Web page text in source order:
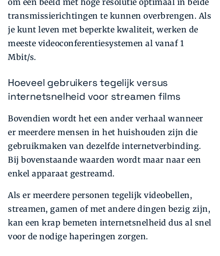
transmissierichtingen te kunnen overbrengen. Als
je kunt leven met beperkte kwaliteit, werken de
meeste videoconferentie­systemen al vanaf 1
Mbit/s.
Hoeveel gebruikers tegelijk versus
internetsnelheid voor streamen films
Bovendien wordt het een ander verhaal wanneer
er meerdere mensen in het huishouden zijn die
gebruikmaken van dezelfde internetverbinding.
Bij bovenstaande waarden wordt maar naar een
enkel apparaat gestreamd.
Als er meerdere personen tegelijk videobellen,
streamen, gamen of met andere dingen bezig zijn,
kan een krap bemeten internetsnelheid dus al snel
voor de nodige haperingen zorgen.